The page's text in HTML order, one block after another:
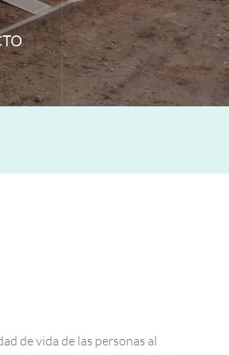
de vida de las personas al